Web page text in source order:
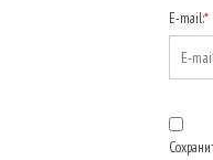
E-mail:*